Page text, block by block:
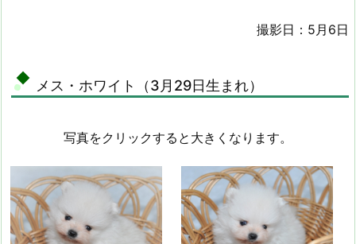
撮影日：5月6日
メス・ホワイト（3月29日生まれ）
写真をクリックすると大きくなります。